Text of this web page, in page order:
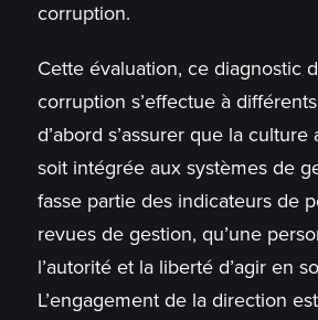
corruption.
Cette évaluation, ce diagnostic
corruption s’effectue à
d’abord s’assurer que la
soit intégrée aux systèmes de
fasse partie des indicateurs de
revues de gestion, qu’une
l’autorité et la liberté d’agir en
L’engagement de la direction